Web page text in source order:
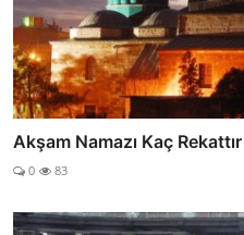
Akşam Namazı Kaç Rekattır
0 83